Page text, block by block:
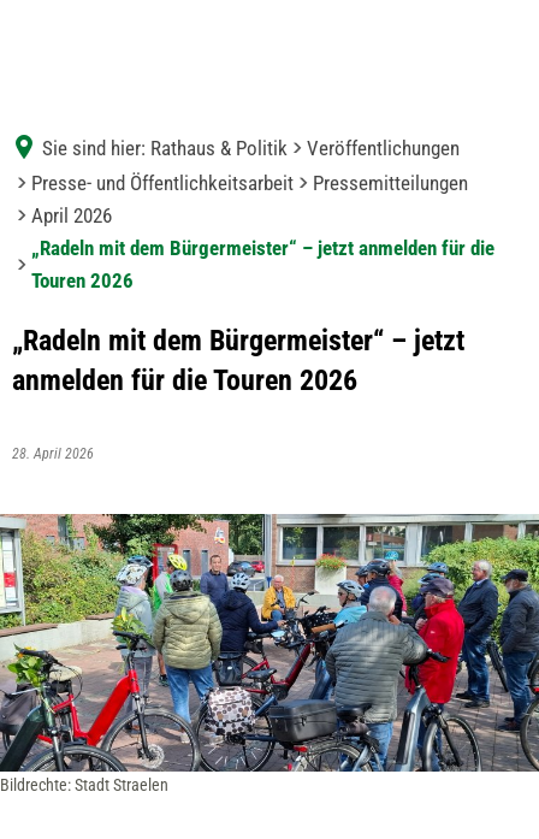
Sie sind hier: Rathaus & Politik
Veröffentlichungen
Presse- und Öffentlichkeitsarbeit
Pressemitteilungen
April 2026
„Radeln mit dem Bürgermeister“ – jetzt anmelden für die
Touren 2026
„Radeln mit dem Bürgermeister“ – jetzt
anmelden für die Touren 2026
28. April 2026
Bildrechte: Stadt Straelen